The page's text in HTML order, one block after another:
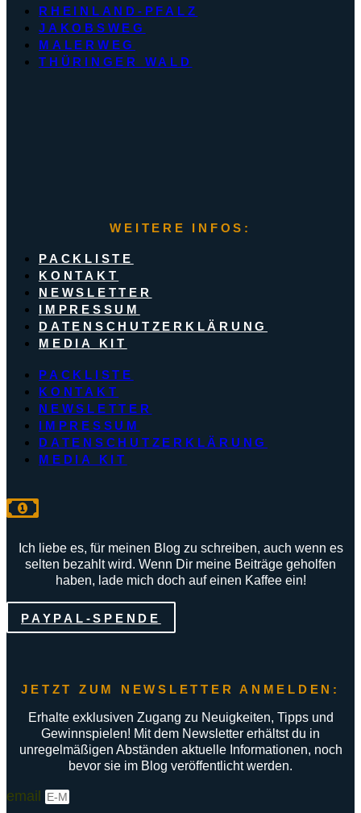
RHEINLAND-PFALZ
JAKOBSWEG
MALERWEG
THÜRINGER WALD
WEITERE INFOS:
PACKLISTE
KONTAKT
NEWSLETTER
IMPRESSUM
DATENSCHUTZERKLÄRUNG
MEDIA KIT
PACKLISTE
KONTAKT
NEWSLETTER
IMPRESSUM
DATENSCHUTZERKLÄRUNG
MEDIA KIT
Ich liebe es, für meinen Blog zu schreiben, auch wenn es
selten bezahlt wird. Wenn Dir meine Beiträge geholfen
haben, lade mich doch auf einen Kaffee ein!
PAYPAL-SPENDE
JETZT ZUM NEWSLETTER ANMELDEN:
Erhalte exklusiven Zugang zu Neuigkeiten, Tipps und
Gewinnspielen! Mit dem Newsletter erhältst du in
unregelmäßigen Abständen aktuelle Informationen, noch
bevor sie im Blog veröffentlicht werden.
email